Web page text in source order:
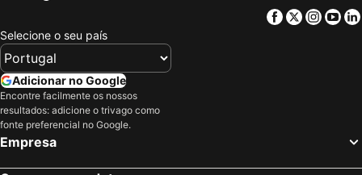
Spencer Municipal Airport
Columbus Municipal Airport
Facebook
Twitter
Selecione o seu país
Adicionar no Google
Encontre facilmente os nossos
resultados: adicione o trivago como
fonte preferencial no Google.
Empresa